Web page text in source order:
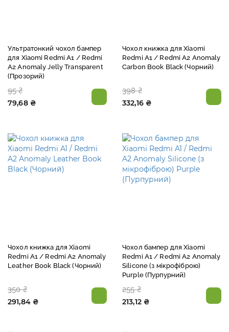
Ультратонкий чохол бампер
для Xiaomi Redmi A1 / Redmi
A2 Anomaly Jelly Transparent
(Прозорий)
95 ₴
79,68 ₴
Чохол книжка для Xiaomi
Redmi A1 / Redmi A2 Anomaly
Carbon Book Black (Чорний)
398 ₴
332,16 ₴
Чохол книжка для Xiaomi
Redmi A1 / Redmi A2 Anomaly
Leather Book Black (Чорний)
350 ₴
291,84 ₴
Чохол бампер для Xiaomi
Redmi A1 / Redmi A2 Anomaly
Silicone (з мікрофіброю)
Purple (Пурпурний)
255 ₴
213,12 ₴